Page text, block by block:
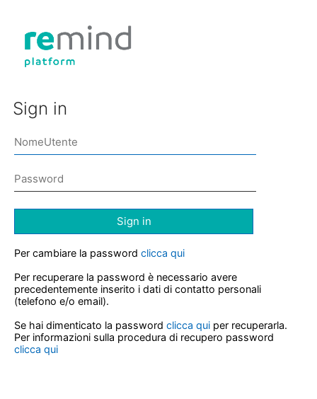
Sign in
Sign in
Per cambiare la password clicca qui
Per recuperare la password è necessario avere
precedentemente inserito i dati di contatto personali
(telefono e/o email).
Se hai dimenticato la password clicca qui per recuperarla.
Per informazioni sulla procedura di recupero password
clicca qui